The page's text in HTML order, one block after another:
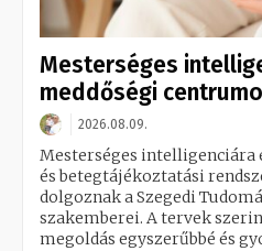
Mesterséges
meddőségi
2026.08.09.
Mesterséges intelligenciára
és betegtájékoztatási
dolgoznak a Szegedi
szakemberei. A tervek
megoldás egyszerűbbé és